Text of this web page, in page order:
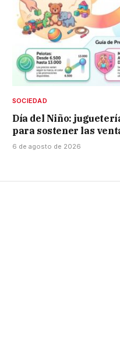
SOCIEDAD
Día del Niño:
para sostener las
6 de agosto de 2026